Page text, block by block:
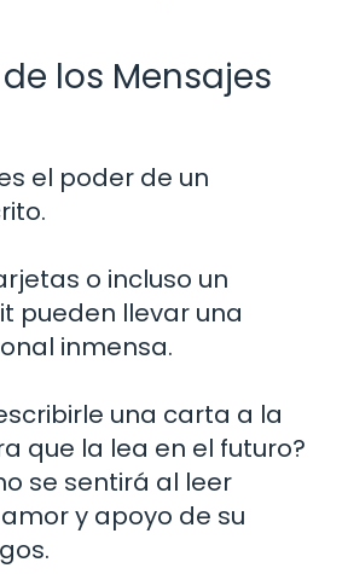
los Mensajes
el poder de un
o incluso un
pueden llevar una
inmensa.
una carta a la
que la lea en el futuro?
se sentirá al leer
y apoyo de su